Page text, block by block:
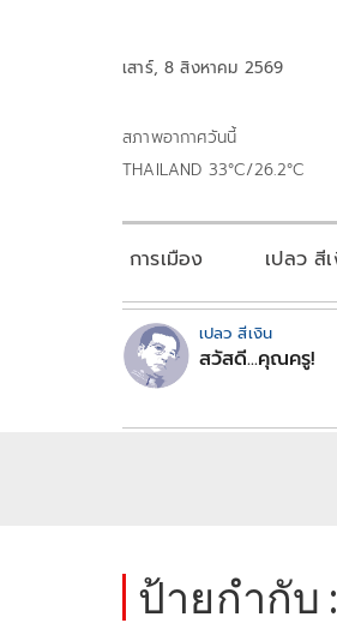
เสาร์, 8 สิงหาคม 2569
สภาพอากาศวันนี้
THAILAND 33°C/26.2°C
การเมือง เปลว สี
เปลว สีเงิน
สวัสดี...คุณครู!
ป้ายกำกับ :